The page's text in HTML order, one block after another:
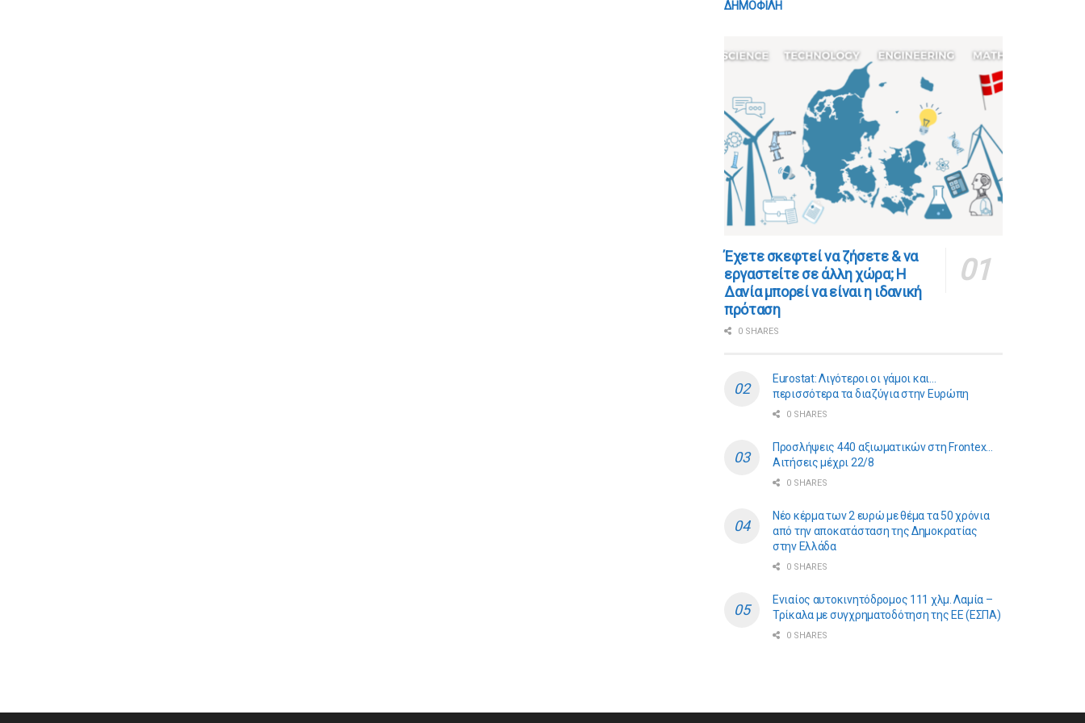
ΔΗΜΟΦΙΛΗ
​​Έχετε σκεφτεί να ζήσετε & να
εργαστείτε σε άλλη χώρα; Η
Δανία μπορεί να είναι η ιδανική
πρόταση
0 SHARES
Eurostat: Λιγότεροι οι γάμοι και…
περισσότερα τα διαζύγια στην Ευρώπη
0 SHARES
Προσλήψεις 440 αξιωματικών στη Frontex…
Αιτήσεις μέχρι 22/8
0 SHARES
Νέο κέρμα των 2 ευρώ με θέμα τα 50 χρόνια
από την αποκατάσταση της Δημοκρατίας
στην Ελλάδα
0 SHARES
Ενιαίος αυτοκινητόδρομος 111 χλμ. Λαμία –
Τρίκαλα με συγχρηματοδότηση της ΕE (ΕΣΠΑ)
0 SHARES